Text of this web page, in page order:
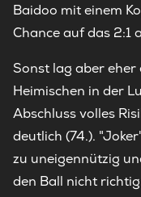
Baidoo mit einem
Chance auf das 2:1
Sonst lag aber eher
Heimischen in der
Abschluss volles
deutlich (74.).
zu uneigennützig
den Ball nicht